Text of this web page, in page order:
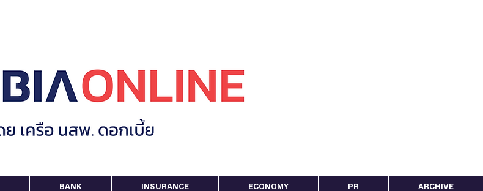
BANK INSURANCE ECONOMY PR ARCHIVE